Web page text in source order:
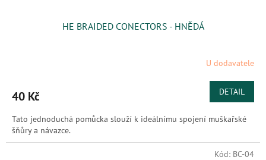
HE BRAIDED CONECTORS - HNĚDÁ
U dodavatele
40 Kč DETAIL
Tato jednoduchá pomůcka slouží k ideálnímu spojení muškařské
šňůry a návazce.
Kód: BC-04